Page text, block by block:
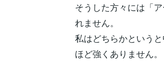
そうした方々には「
れません。
私はどちらかという
ほど強くありません。